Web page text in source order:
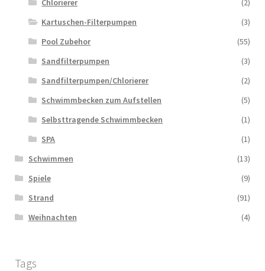
Chlorierer
(2)
Kartuschen-Filterpumpen
(3)
Pool Zubehor
(55)
Sandfilterpumpen
(3)
Sandfilterpumpen/Chlorierer
(2)
Schwimmbecken zum Aufstellen
(5)
Selbsttragende Schwimmbecken
(1)
SPA
(1)
Schwimmen
(13)
Spiele
(9)
Strand
(91)
Weihnachten
(4)
Tags